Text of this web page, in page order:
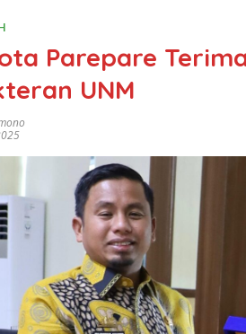
Parepare
UNM